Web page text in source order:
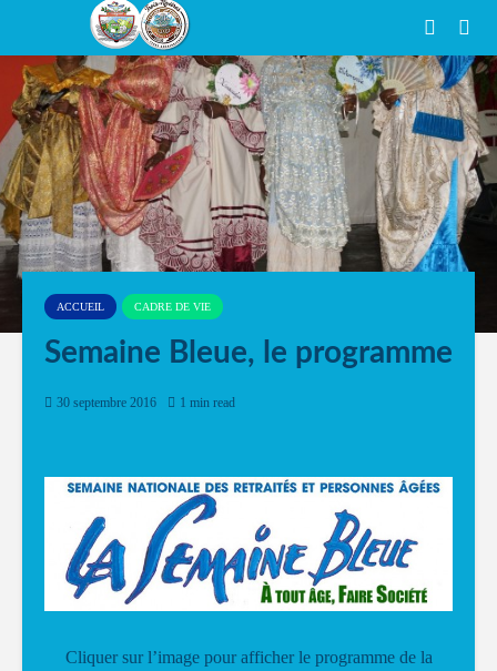
ACCUEIL CADRE DE VIE
Semaine Bleue, le programme
30 septembre 2016 1 min read
Cliquer sur l’image pour afficher le programme de la